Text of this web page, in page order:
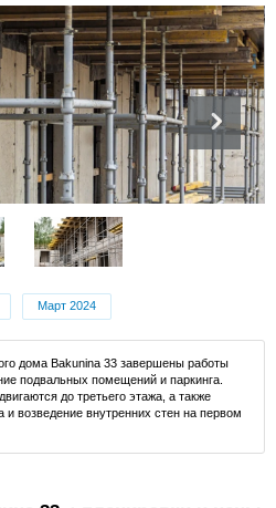
Март 2024
дома Bakunina 33 завершены работы
подвальных помещений и паркинга.
до третьего этажа, а также
и возведение внутренних стен на первом